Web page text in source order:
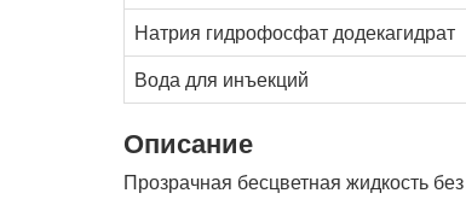
Натрия гидрофосфат додекагидрат
Вода для инъекций
Описание
Прозрачная бесцветная жидкость